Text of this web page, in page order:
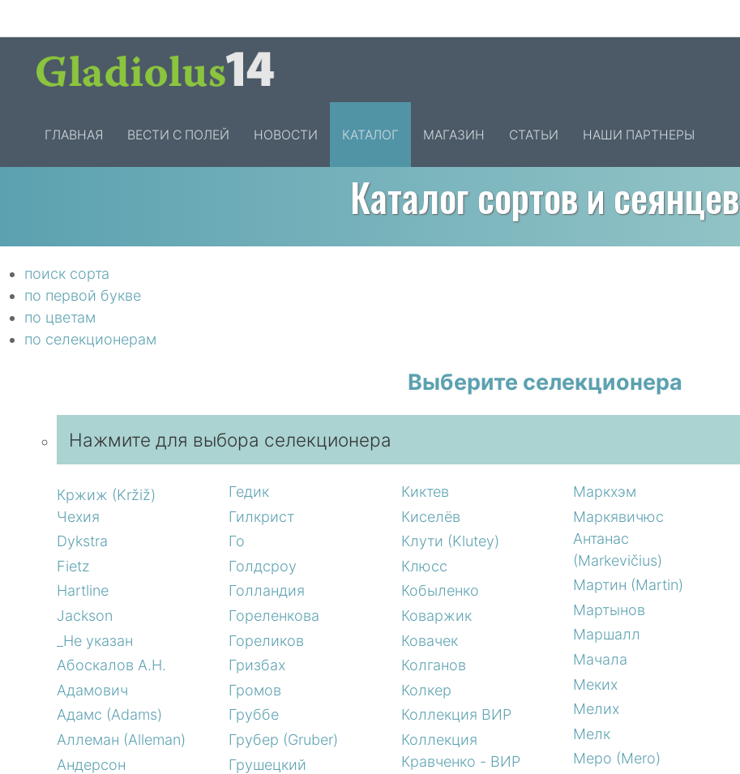
ГЛАВНАЯ ВЕСТИ С ПОЛЕЙ НОВОСТИ КАТАЛОГ МАГАЗИН СТАТЬИ НАШИ ПАРТНЕРЫ
Каталог сортов и сеянцев
поиск сорта
по первой букве
по цветам
по селекционерам
Выберите селекционера
Нажмите для выбора селекционера
Кржиж (Kržiž)
Чехия
Dykstra
Fietz
Hartline
Jackson
_Не указан
Абоскалов А.Н.
Адамович
Адамс (Adams)
Аллеман (Alleman)
Андерсон
Гедик
Гилкрист
Го
Голдсроу
Голландия
Гореленкова
Гореликов
Гризбах
Громов
Груббе
Грубер (Gruber)
Грушецкий
Киктев
Киселёв
Клути (Klutey)
Клюсс
Кобыленко
Коваржик
Ковачек
Колганов
Колкер
Коллекция ВИР
Коллекция
Кравченко - ВИР
Маркхэм
Маркявичюс
Антанас
(Markevičius)
Мартин (Martin)
Мартынов
Маршалл
Мачала
Меких
Мелих
Мелк
Меро (Mero)